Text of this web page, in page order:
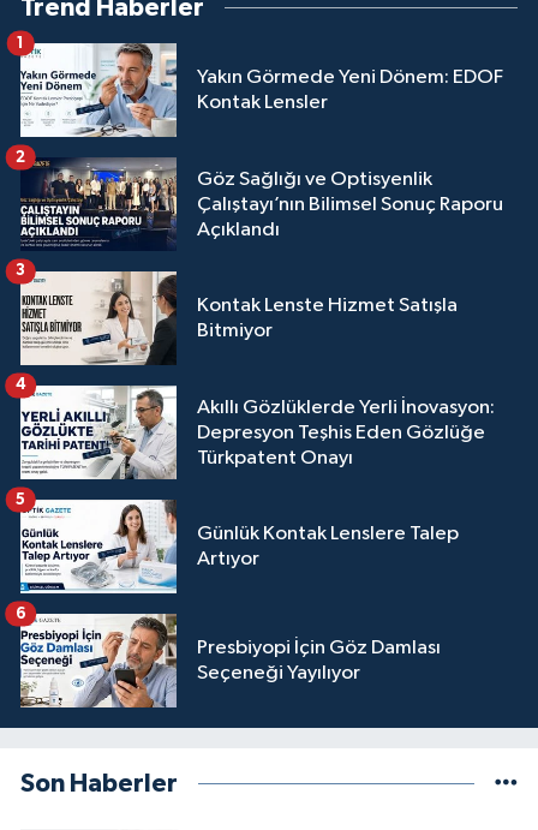
Trend Haberler
Yakın Görmede Yeni Dönem: EDOF
Kontak Lensler
1
Göz Sağlığı ve Optisyenlik
Çalıştayı’nın Bilimsel Sonuç Raporu
Açıklandı
2
Kontak Lenste Hizmet Satışla
Bitmiyor
3
Akıllı Gözlüklerde Yerli İnovasyon:
Depresyon Teşhis Eden Gözlüğe
Türkpatent Onayı
4
Günlük Kontak Lenslere Talep
Artıyor
5
Presbiyopi İçin Göz Damlası
Seçeneği Yayılıyor
6
Son Haberler